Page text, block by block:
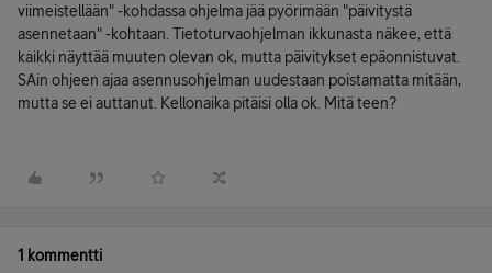
viimeistellään" -kohdassa ohjelma jää pyörimään "päivitystä
asennetaan" -kohtaan. Tietoturvaohjelman ikkunasta näkee, että
kaikki näyttää muuten olevan ok, mutta päivitykset epäonnistuvat.
SAin ohjeen ajaa asennusohjelman uudestaan poistamatta mitään,
mutta se ei auttanut. Kellonaika pitäisi olla ok. Mitä teen?
1 kommentti